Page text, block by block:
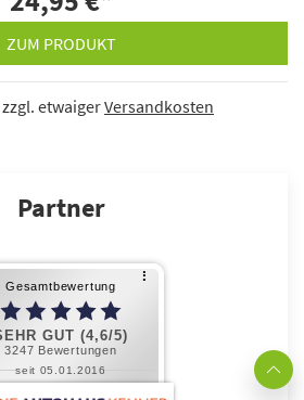
ZUM PRODUKT
etwaigerVersandkosten
Partner